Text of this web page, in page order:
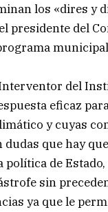
los «dires y
presidente del
del
eficaz
y cuyas
dudas que hay
política de
sin
ya que le